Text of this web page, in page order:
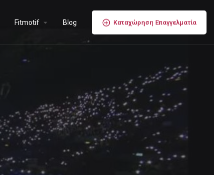
Fitmotif Blog Καταχώρηση Επαγγελματία